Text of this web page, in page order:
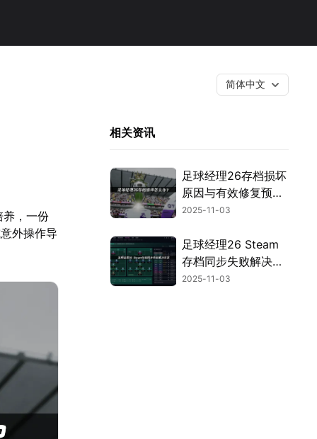
简体中文
养，一份
外操作导
相关资讯
足球经理26存档损坏
原因与有效修复预防
指南！
2025-11-03
足球经理26 Steam
存档同步失败解决方
案！
2025-11-03